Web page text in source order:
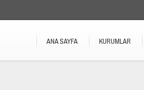
ANA SAYFA KURUMLAR